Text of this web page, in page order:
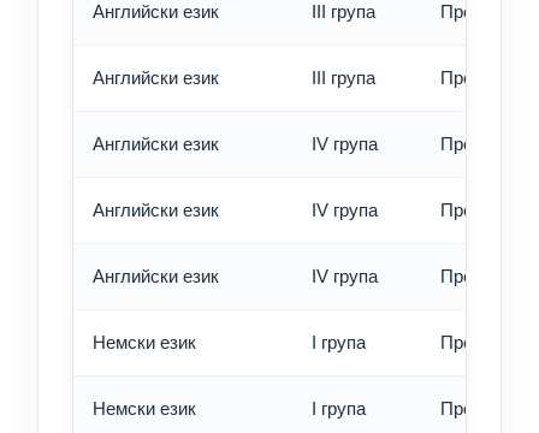
Английски език III група Превод -
Английски език III група Превод -
Английски език IV група Превод -
Английски език IV група Превод -
Английски език IV група Превод -
Немски език I група Превод -
Немски език I група Превод -